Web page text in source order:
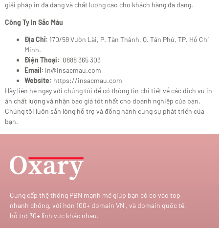
giải pháp in đa dạng và chất lượng cao cho khách hàng đa dạng.
Công Ty In Sắc Màu
Địa Chỉ: 170/59 Vườn Lài, P. Tân Thành, Q. Tân Phú, TP. Hồ Chí
Minh.
Điện Thoại: 0888 365 303
Email: in@insacmau.com
Website: https://insacmau.com
Hãy liên hệ ngay với chúng tôi để có thông tin chi tiết về các dịch vụ in
ấn chất lượng và nhận báo giá tốt nhất cho doanh nghiệp của bạn.
Chúng tôi luôn sẵn lòng hỗ trợ và đồng hành cùng sự phát triển của
bạn.
Cung cấp thệ thống PBN mạnh mẽ giúp bạn có cơ vào top
nhanh chống, với hơn 100+ domain VN , và domain quốc tế,
hỗ trợ 30+ lĩnh vực khác nhau.